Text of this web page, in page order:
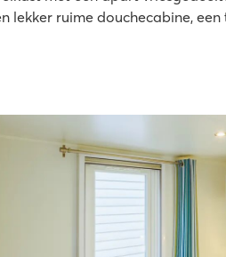
lekker ruime douchecabine,